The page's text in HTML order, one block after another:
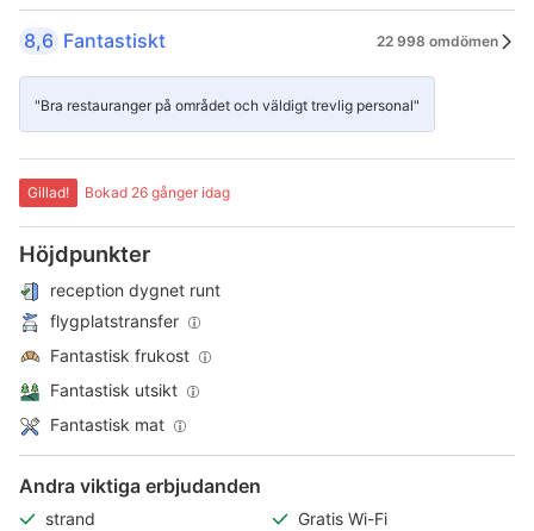
8,6 Fantastiskt 22 998 omdömen
"Bra restauranger på området och väldigt trevlig personal"
Gillad! Bokad 26 gånger idag
Höjdpunkter
reception dygnet runt
flygplatstransfer
Fantastisk frukost
Fantastisk utsikt
Fantastisk mat
Andra viktiga erbjudanden
strand
Gratis Wi-Fi